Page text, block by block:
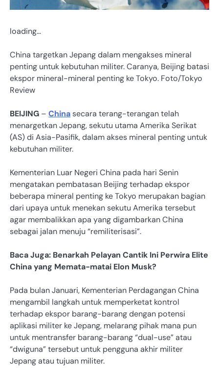
loading…
China targetkan Jepang dalam mengakses mineral
penting untuk kebutuhan militer. Caranya, Beijing batasi
ekspor mineral-mineral penting ke Tokyo. Foto/Tokyo
Review
BEIJING – Chinasecara terang-terangan telah
menargetkan Jepang, sekutu utama Amerika Serikat
(AS) di Asia-Pasifik, dalam akses mineral penting untuk
kebutuhan militer.
Kementerian Luar Negeri China pada hari Senin
mengatakan pembatasan Beijing terhadap ekspor
beberapa mineral penting ke Tokyo merupakan bagian
dari upaya untuk menekan sekutu Amerika tersebut
agar membalikkan apa yang digambarkan China
sebagai jalan menuju “remiliterisasi”.
Baca Juga: Benarkah Pelayan Cantik Ini Perwira Elite
China yang Memata-matai Elon Musk?
Pada bulan Januari, Kementerian Perdagangan China
mengambil langkah untuk memperketat kontrol
terhadap ekspor barang-barang dengan potensi
aplikasi militer ke Jepang, melarang pihak mana pun
untuk mentransfer barang-barang “dual-use” atau
“dwiguna” tersebut untuk pengguna akhir militer
Jepang atau tujuan militer.